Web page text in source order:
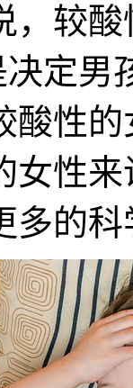
，较
定男
酸性
女性
多的